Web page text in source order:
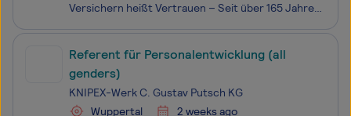
Versichern heißt Vertrauen – Seit über 165 Jahren vertrauen unsere Kunden sowie mehr als 350 Beschäftigte in uns, die Lampe & Schwartze Group, eine unabhängige Unternehmensgruppe der Versicherungswirtschaft. Unsere Gruppe ist in diverse funktionale Bereiche und Tochtergesellschaften mit einem br
Referent für Personalentwicklung (all
genders)
KNIPEX-Werk C. Gustav Putsch KG
Wuppertal
2 weeks ago